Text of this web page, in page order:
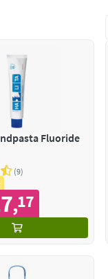
Fluoride
9
,17